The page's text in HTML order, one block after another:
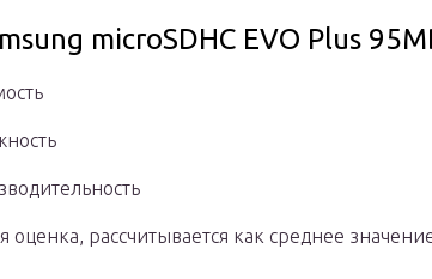
microSDHC EVO Plus
оценка, рассчитывается как среднее